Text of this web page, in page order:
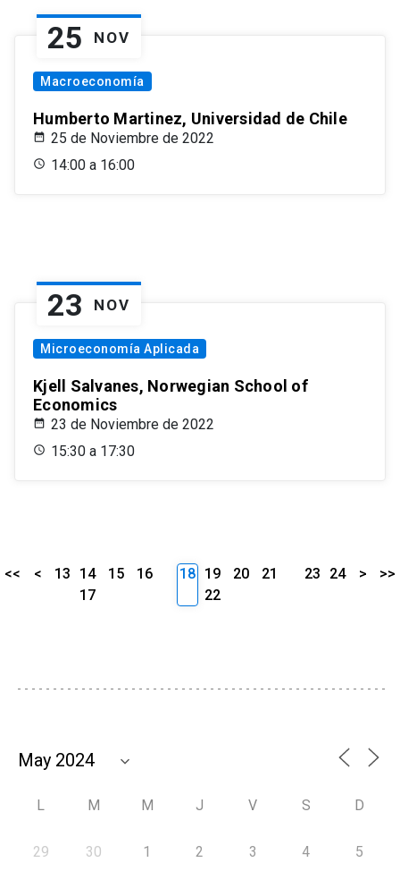
25 NOV
Macroeconomía
Humberto Martinez, Universidad de Chile
25 de Noviembre de 2022
14:00 a 16:00
23 NOV
Microeconomía Aplicada
Kjell Salvanes, Norwegian School of
Economics
23 de Noviembre de 2022
15:30 a 17:30
<< < 13 14 15
16
17
18 19 20
21
22
23 24 > >>
L M M J V S D
29 30 1 2 3 4 5